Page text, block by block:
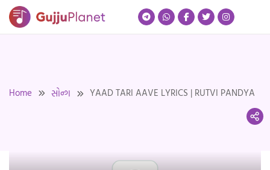
Skip
Home સોન્ગ YAAD TARI AAVE LYRICS | RUTVI PANDYA